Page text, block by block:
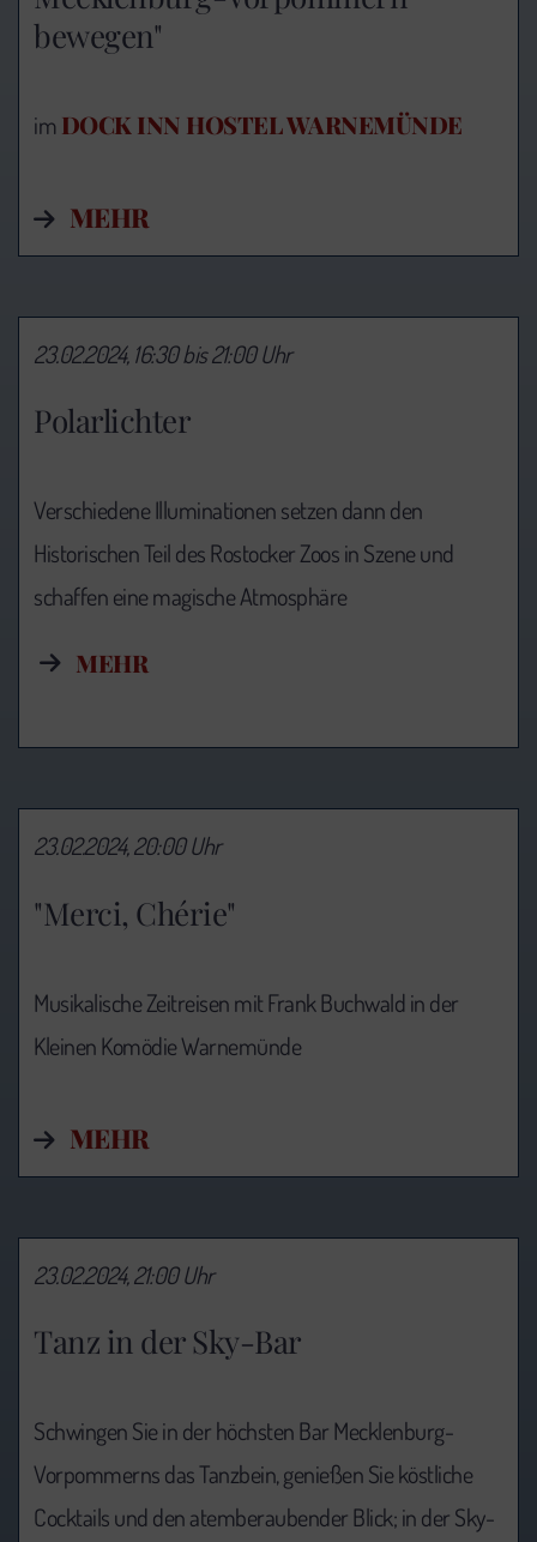
bewegen"
imDOCK INN HOSTEL WARNEMÜNDE
MEHR
Polarlichter
23.02.2024, 16:30 bis 21:00 Uhr
Verschiedene Illuminationen setzen dann den
Historischen Teil des Rostocker Zoos in Szene und
schaffen eine magische Atmosphäre
MEHR
"Merci, Chérie"
23.02.2024, 20:00 Uhr
Musikalische Zeitreisen mit Frank Buchwald in der
Kleinen Komödie Warnemünde
MEHR
Tanz in der Sky-Bar
23.02.2024, 21:00 Uhr
Schwingen Sie in der höchsten Bar Mecklenburg-
Vorpommerns das Tanzbein, genießen Sie köstliche
Cocktails und den atemberaubender Blick; in der Sky-